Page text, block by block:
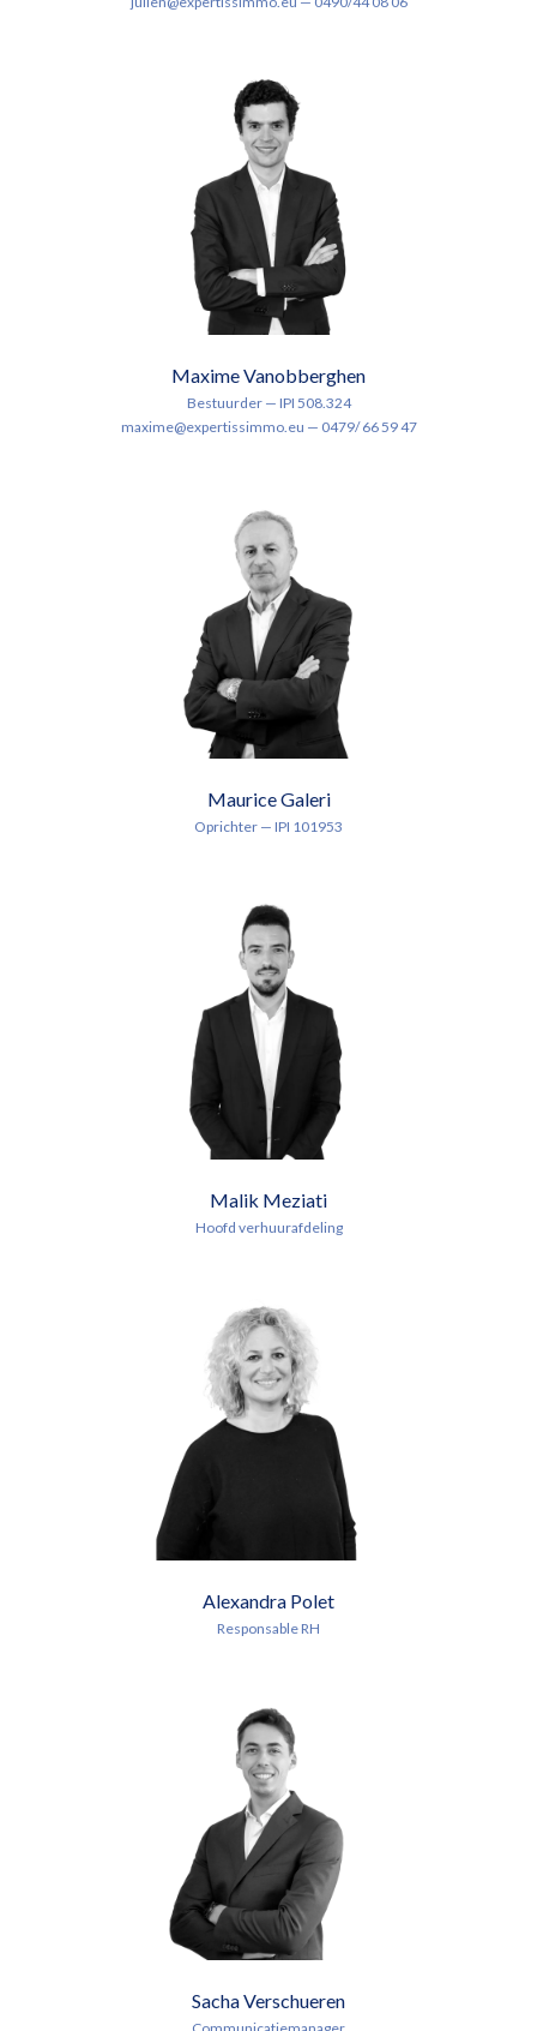
Maxime Vanobberghen
Bestuurder — IPI 508.324
maxime@expertissimmo.eu — 0479/ 66 59 47
Maurice Galeri
Oprichter — IPI 101953
Malik Meziati
Hoofd verhuurafdeling
Alexandra Polet
Responsable RH
Sacha Verschueren